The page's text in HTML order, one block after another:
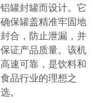
铝罐封罐而设计。它
确保罐盖精准牢固地
封合，防止泄漏，并
保证产品质量。该机
高速可靠，是饮料和
食品行业的理想之
选。